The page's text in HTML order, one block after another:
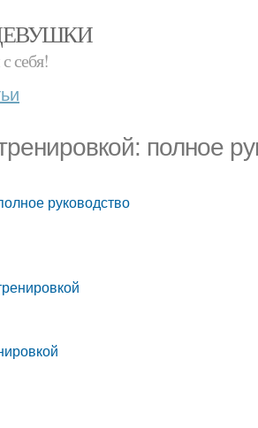
себя!
полное
руководство